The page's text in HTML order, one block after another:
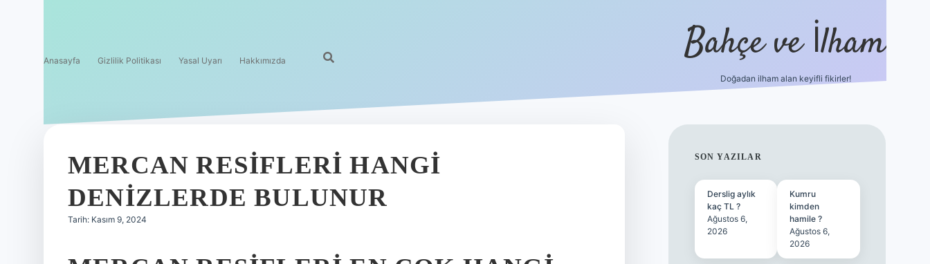
Anasayfa Gizlilik Politikası Yasal Uyarı Hakkımızda Bahçe ve İlham
Doğadan ilham alan keyifli fikirler!
MERCAN RESIFLERI HANGI
DENIZLERDE BULUNUR
Tarih: Kasım 9, 2024
SIDEBAR
SON YAZILAR
Derslig aylık
kaç TL ?
Ağustos 6,
2026
Kumru
kimden
hamile ?
Ağustos 6,
2026
ilbet yeni